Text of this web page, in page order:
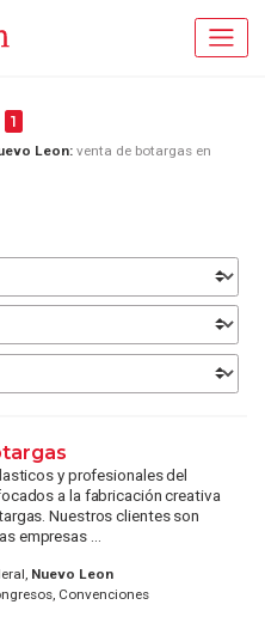
1
Leon: venta de botargas en
y profesionales del
a la fabricación creativa
Nuestros clientes son
empresas ...
Nuevo Leon
Convenciones